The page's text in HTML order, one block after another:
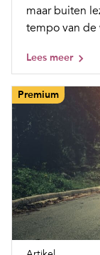
maar buiten
tempo van de
Lees meer
Premium